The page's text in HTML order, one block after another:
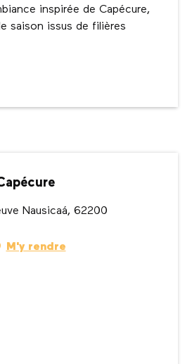
inspirée de Capécure,
saison issus de filières
Nausicaá, 62200
M'y rendre